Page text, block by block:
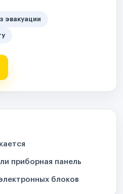
эвакуации
приборная панель
блоков